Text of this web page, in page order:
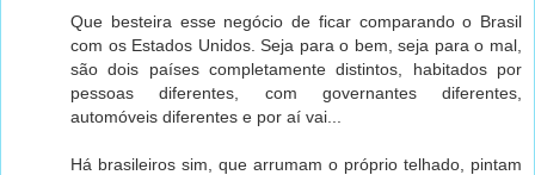
Que besteira esse negócio de ficar comparando o Brasil
com os Estados Unidos. Seja para o bem, seja para o mal,
são dois países completamente distintos, habitados por
pessoas diferentes, com governantes diferentes,
automóveis diferentes e por aí vai...
Há brasileiros sim, que arrumam o próprio telhado, pintam